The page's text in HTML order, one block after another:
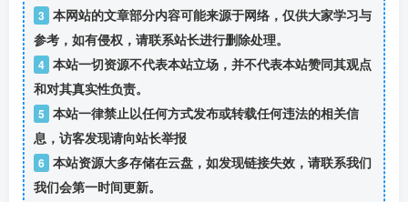
3 本网站的文章部分内容可能来源于网络，仅供大家学习与
参考，如有侵权，请联系站长进行删除处理。
4 本站一切资源不代表本站立场，并不代表本站赞同其观点
和对其真实性负责。
5 本站一律禁止以任何方式发布或转载任何违法的相关信
息，访客发现请向站长举报
6 本站资源大多存储在云盘，如发现链接失效，请联系我们
我们会第一时间更新。